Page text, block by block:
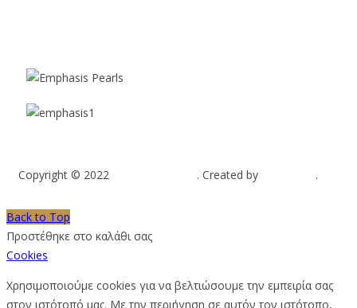
Copyright © 2022 . Created by .
Back to Top
Προστέθηκε στο καλάθι σας
Cookies
Χρησιμοποιούμε cookies για να βελτιώσουμε την εμπειρία σας
στον ιστότοπό μας. Με την περιήγηση σε αυτόν τον ιστότοπο,